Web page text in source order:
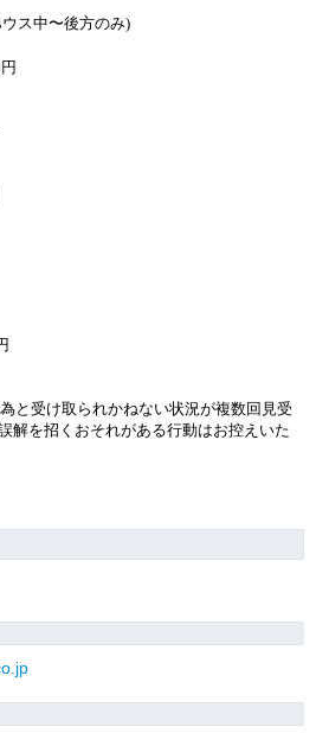
ス中〜後方のみ)
と受け取られかねない状況が複数回見受
解を招くおそれがある行動はお控えいた